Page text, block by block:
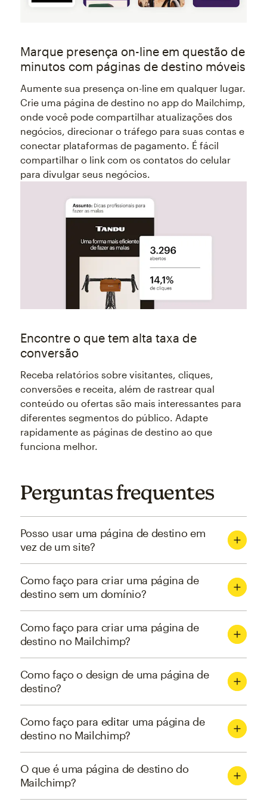
Marque presença on-line em questão de
minutos com páginas de destino móveis
Aumente sua presença on-line em qualquer lugar.
Crie uma página de destino no app do Mailchimp,
onde você pode compartilhar atualizações dos
negócios, direcionar o tráfego para suas contas e
conectar plataformas de pagamento. É fácil
compartilhar o link com os contatos do celular
para divulgar seus negócios.
Encontre o que tem alta taxa de
conversão
Receba relatórios sobre visitantes, cliques,
conversões e receita, além de rastrear qual
conteúdo ou ofertas são mais interessantes para
diferentes segmentos do público. Adapte
rapidamente as páginas de destino ao que
funciona melhor.
Perguntas frequentes
Posso usar uma página de destino em
vez de um site?
Como faço para criar uma página de
destino sem um domínio?
Como faço para criar uma página de
destino no Mailchimp?
Como faço o design de uma página de
destino?
Como faço para editar uma página de
destino no Mailchimp?
O que é uma página de destino do
Mailchimp?